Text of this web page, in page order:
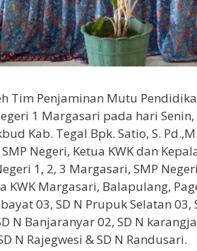
Tim Penjaminan Mutu
1 Margasari pada hari
Kab. Tegal Bpk. Satio, S.
Negeri, Ketua KWK dan
1, 2, 3 Margasari, SMP
KWK Margasari, Balapulang,
03, SD N Prupuk Selatan 03,
N Banjaranyar 02, SD N
N Rajegwesi & SD N Randusari.